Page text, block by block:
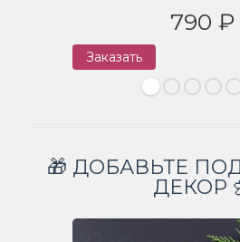
790 ₽
Заказать
🎁 ДОБАВЬТЕ
ДЕКОР